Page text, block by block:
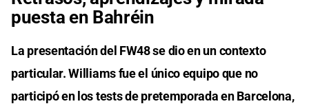
puesta en Bahréin
La presentación del FW48 se dio en un contexto
particular. Williams fue el único equipo que no
participó en los tests de pretemporada en Barcelona,